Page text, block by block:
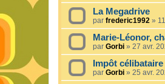
La Megadrive
par frederic1992 »
Marie-Léonor,
par Gorbi » 27 avr.
Impôt célibataire
par Gorbi » 25 avr.